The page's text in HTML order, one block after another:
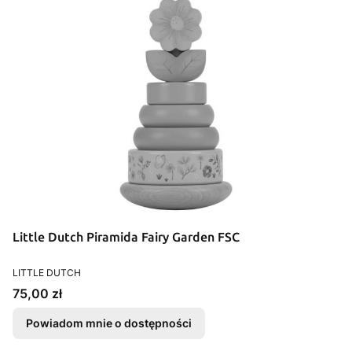
Little Dutch Piramida Fairy Garden FSC
PRODUCENT
LITTLE DUTCH
Cena
75,00 zł
Powiadom mnie o dostępności